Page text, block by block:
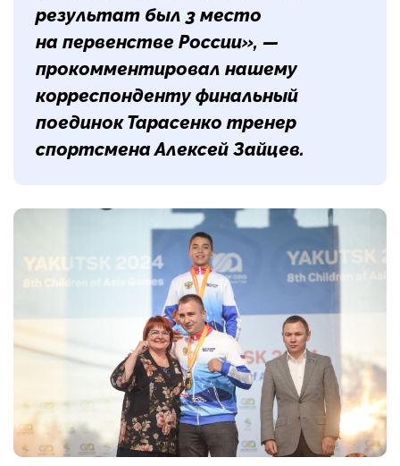
результат был 3 место
на первенстве России», —
прокомментировал нашему
корреспонденту финальный
поединок Тарасенко тренер
спортсмена Алексей Зайцев.